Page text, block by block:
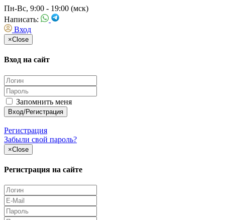
Пн-Вс, 9:00 - 19:00 (мск)
Написать:
Вход
×Close
Вход на сайт
Запомнить меня
Регистрация
Забыли свой пароль?
×Close
Регистрация на сайте